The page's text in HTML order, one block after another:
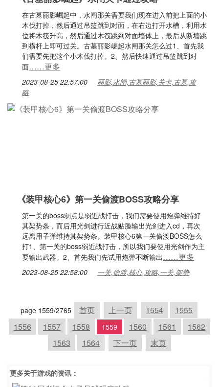
在古墓丽影崛起中，水闸那关需要我们现在进入前把上面的小
木伐打掉，然后通过吊篮跳到对面，在右边打开水槽，利用水
位将木筏升高，然后通过木筏跳到对面墙体上，最后从断墙跳
到横杆上即可过关。古墓丽影崛起水闸那关怎么过1、首先我
们需要先把这个小木伐打掉。2、然后快速通过吊篮跳到对
面……更多
2023-08-25 22:57:00
丽影,水闸,古墓丽影,关卡,古墓,攻
略
《装甲核心6》第一关偷渡BOSS攻略分享
第一关的boss弱点是弱近战打击，我们需要使用炮弹维持好
其架势条，而后用光剑进行近战贴脸输出光剑进入cd，再次
远离用子弹维持其架势条。装甲核心6第一关偷渡BOSS怎么
打1、第一关的boss弱近战打击，所以我们要使用光剑作为主
要输出武器。2、首先我们先试用炮弹不断输出……更多
2023-08-25 22:58:00 一关,偷渡,核心,攻略,一关,架势
page 1559/2765 首页 上一页 1554
1555
1556
1557 1558 1559 1560 1561
1562
1563
1564 下一页 末页
更多关于游戏的资讯：